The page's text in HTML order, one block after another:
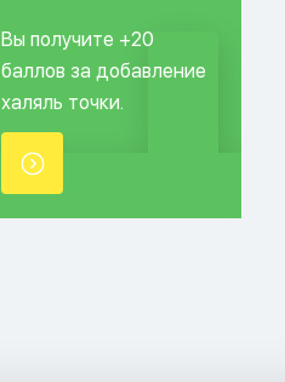
Вы получите +20
баллов за добавление
халяль точки.